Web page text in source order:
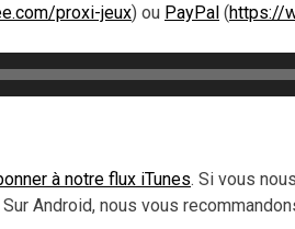
proxi-jeux) ou PayPal (https://
à notre flux iTunes. Si vous
Android, nous vous